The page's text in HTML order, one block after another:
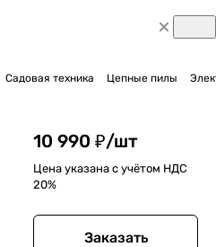
Садовая техника Цепные пилы
10 990 ₽/шт
Цена указана с учётом НДС
20%
Заказать